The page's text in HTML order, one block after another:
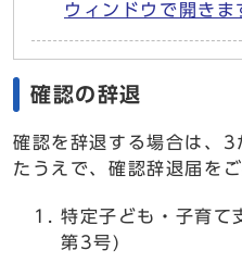
ウィンドウで開きま
確認の辞退
確認を辞退する場合は、3
たうえで、確認辞退届を
特定子ども・子育て
第3号)